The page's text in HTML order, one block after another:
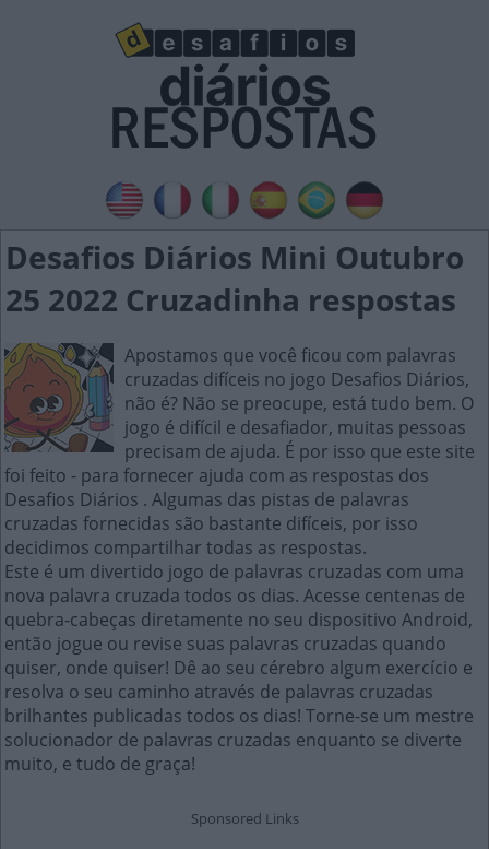
Desafios Diários Mini Outubro
25 2022 Cruzadinha respostas
Apostamos que você ficou com palavras
cruzadas difíceis no jogo Desafios Diários,
não é? Não se preocupe, está tudo bem. O
jogo é difícil e desafiador, muitas pessoas
precisam de ajuda. É por isso que este site
foi feito - para fornecer ajuda com as respostas dos
Desafios Diários . Algumas das pistas de palavras
cruzadas fornecidas são bastante difíceis, por isso
decidimos compartilhar todas as respostas.
Este é um divertido jogo de palavras cruzadas com uma
nova palavra cruzada todos os dias. Acesse centenas de
quebra-cabeças diretamente no seu dispositivo Android,
então jogue ou revise suas palavras cruzadas quando
quiser, onde quiser! Dê ao seu cérebro algum exercício e
resolva o seu caminho através de palavras cruzadas
brilhantes publicadas todos os dias! Torne-se um mestre
solucionador de palavras cruzadas enquanto se diverte
muito, e tudo de graça!